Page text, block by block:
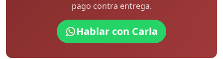
pago contra entrega.
Hablar con Carla